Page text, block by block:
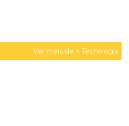
Ver mais de > Tecnologia